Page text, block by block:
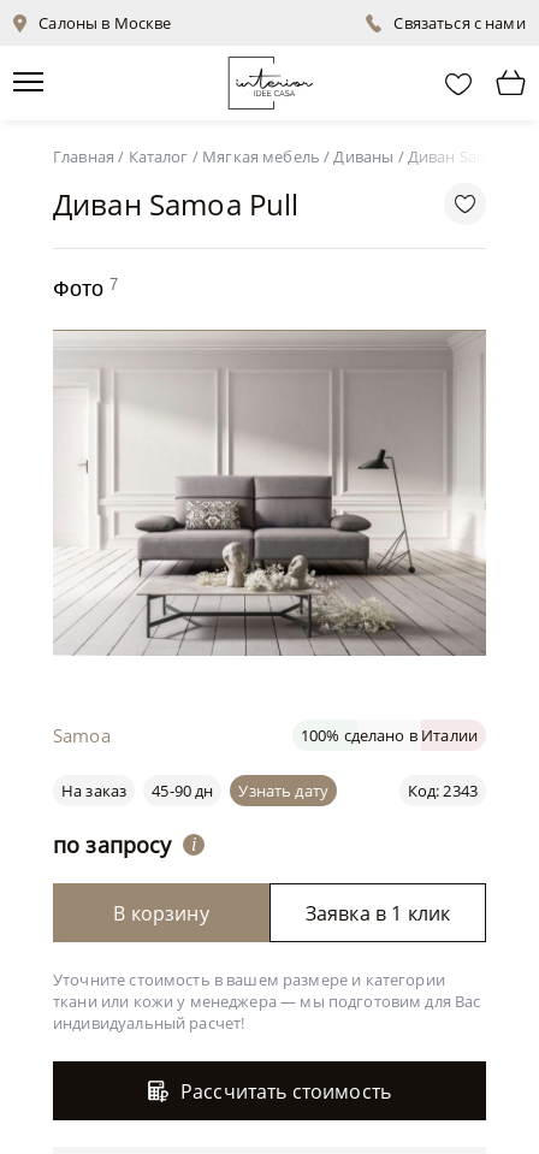
Салоны в Москве Связаться с нами
Главная / Каталог / Мягкая мебель /Диваны /Диван Samoa
Диван Samoa Pull
Фото 7
Samoa 100% сделано в Италии
Код: 2343
На заказ 45-90 дн Узнать дату
по запросу i
В корзину Заявка в 1 клик
Уточните стоимость в вашем размере и категории
ткани или кожи у менеджера — мы подготовим для Вас
индивидуальный расчет!
Рассчитать стоимость